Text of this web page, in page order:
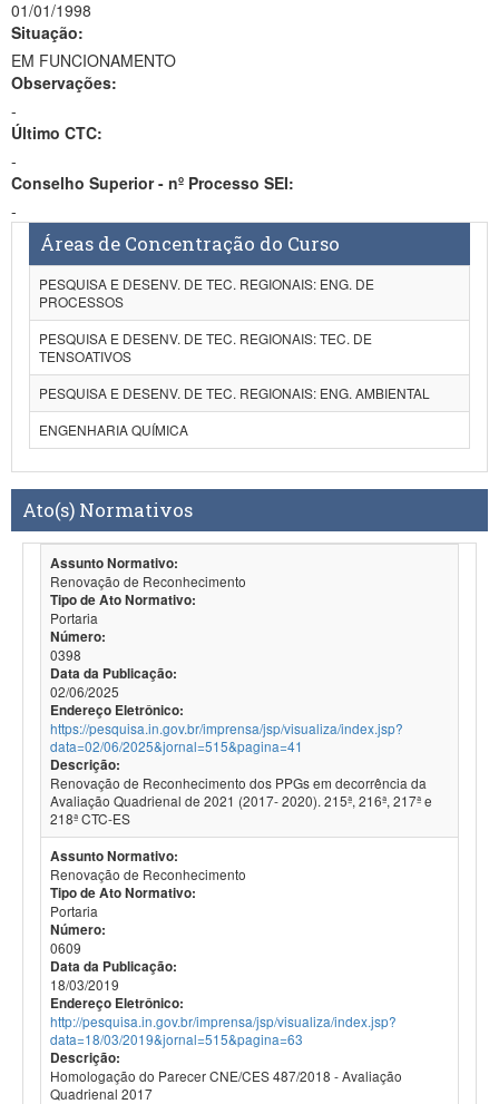
01/01/1998
Situação:
EM FUNCIONAMENTO
Observações:
-
Último CTC:
-
Conselho Superior - nº Processo SEI:
-
Áreas de Concentração do Curso
PESQUISA E DESENV. DE TEC. REGIONAIS: ENG. DE
PROCESSOS
PESQUISA E DESENV. DE TEC. REGIONAIS: TEC. DE
TENSOATIVOS
PESQUISA E DESENV. DE TEC. REGIONAIS: ENG. AMBIENTAL
ENGENHARIA QUÍMICA
Ato(s) Normativos
Assunto Normativo:
Renovação de Reconhecimento
Tipo de Ato Normativo:
Portaria
Número:
0398
Data da Publicação:
02/06/2025
Endereço Eletrônico:
https://pesquisa.in.gov.br/imprensa/jsp/visualiza/index.jsp?
data=02/06/2025&jornal=515&pagina=41
Descrição:
Renovação de Reconhecimento dos PPGs em decorrência da
Avaliação Quadrienal de 2021 (2017- 2020). 215ª, 216ª, 217ª e
218ª CTC-ES
Assunto Normativo:
Renovação de Reconhecimento
Tipo de Ato Normativo:
Portaria
Número:
0609
Data da Publicação:
18/03/2019
Endereço Eletrônico:
http://pesquisa.in.gov.br/imprensa/jsp/visualiza/index.jsp?
data=18/03/2019&jornal=515&pagina=63
Descrição:
Homologação do Parecer CNE/CES 487/2018 - Avaliação
Quadrienal 2017